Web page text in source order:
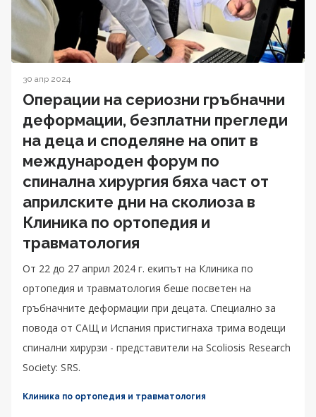
30 апр 2024
Операции на сериозни гръбначни
деформации, безплатни прегледи
на деца и споделяне на опит в
международен форум по
спинална хирургия бяха част от
априлските дни на сколиоза в
Клиника по ортопедия и
травматология
От 22 до 27 април 2024 г. екипът на Клиника по
ортопедия и травматология беше посветен на
гръбначните деформации при децата. Специално за
повода от САЩ и Испания пристигнаха трима водещи
спинални хирурзи - представители на Scoliosis Research
Society: SRS.
Клиника по ортопедия и травматология